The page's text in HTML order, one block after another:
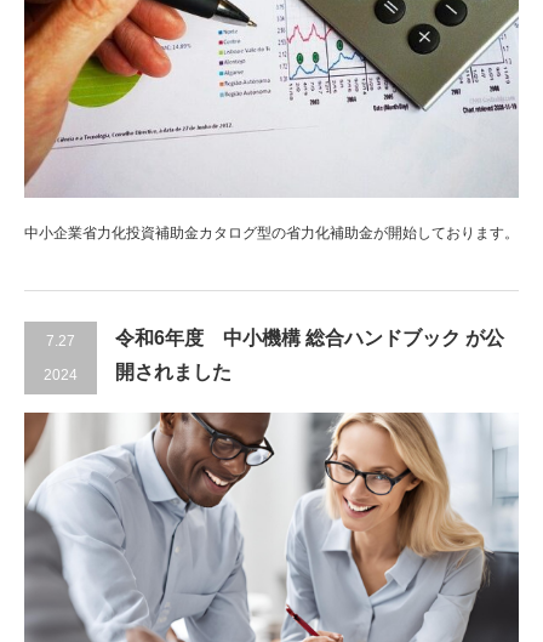
中小企業省力化投資補助金カタログ型の省力化補助金が開始しております。
7.27
2024
令和6年度 中小機構 総合ハンドブック が公
開されました